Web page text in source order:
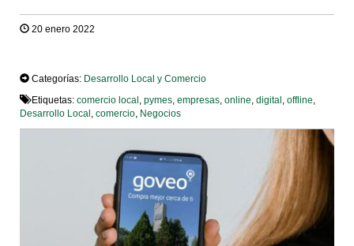
20 enero 2022
Categorías: Desarrollo Local y Comercio
Etiquetas: comercio local pymes empresas online digital offline
Desarrollo Local comercio Negocios